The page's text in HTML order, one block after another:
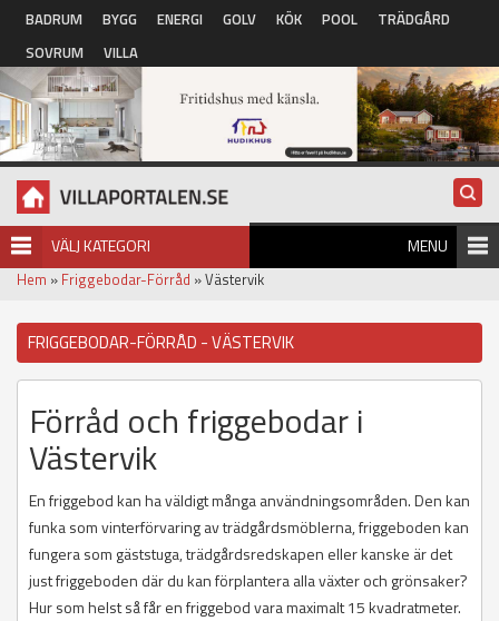
Hoppa till huvudinnehåll
BADRUM BYGG ENERGI GOLV KÖK POOL
TRÄDGÅRD
SOVRUM
VILLA
VÄLJ KATEGORI MENU
Hem » Friggebodar-Förråd » Västervik
FRIGGEBODAR-FÖRRÅD - VÄSTERVIK
Förråd och friggebodar i
Västervik
En friggebod kan ha väldigt många användningsområden. Den kan
funka som vinterförvaring av trädgårdsmöblerna, friggeboden kan
fungera som gäststuga, trädgårdsredskapen eller kanske är det
just friggeboden där du kan förplantera alla växter och grönsaker?
Hur som helst så får en friggebod vara maximalt 15 kvadratmeter.